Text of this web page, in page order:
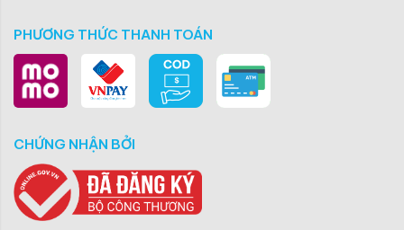
PHƯƠNG THỨC THANH TOÁN
CHỨNG NHẬN BỞI